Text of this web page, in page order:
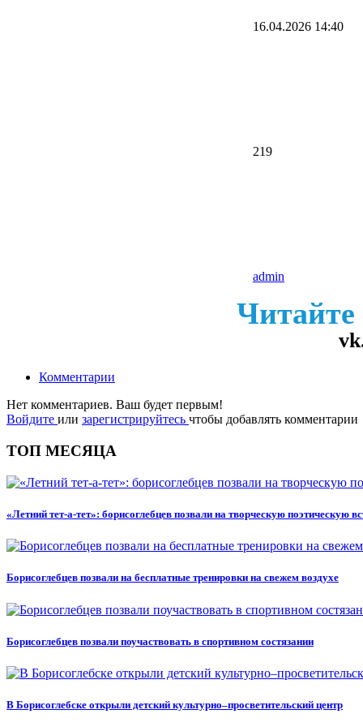
16.04.2026 14:40
219
admin
Читайте
Комментарии
Нет комментариев. Ваш будет первым!
Войдите или зарегистрируйтесь чтобы добавлять комментарии
ТОП МЕСЯЦА
«Летний тет-а-тет»: борисоглебцев позвали на творческую поэтическую
Борисоглебцев позвали на бесплатные тренировки на свежем воздухе
Борисоглебцев позвали поучаствовать в спортивном состязании
В Борисоглебске открыли детский культурно–просветительский центр